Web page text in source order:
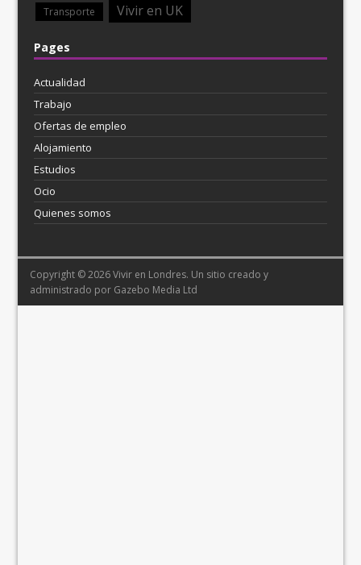
Transporte Vivir en UK
Pages
Actualidad
Trabajo
Ofertas de empleo
Alojamiento
Estudios
Ocio
Quienes somos
Copyright © 2026 Vivir en Londres. Un sitio creado y
administrado por Gazebo Media Ltd